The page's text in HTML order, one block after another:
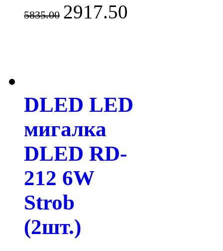
5835.00 2917.50
DLED LED
мигалка
DLED RD-
212 6W
Strob
(2шт.)